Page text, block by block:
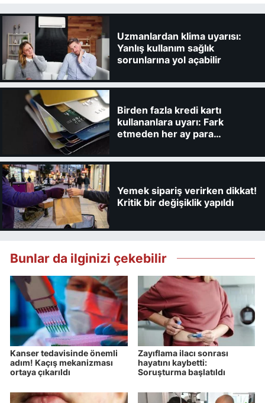
Uzmanlardan klima uyarısı:
Yanlış kullanım sağlık
sorunlarına yol açabilir
Birden fazla kredi kartı
kullananlara uyarı: Fark
etmeden her ay para
Yemek sipariş verirken dikkat!
Kritik bir değişiklik yapıldı
Bunlar da ilginizi çekebilir
Kanser tedavisinde önemli
adım! Kaçış mekanizması
ortaya çıkarıldı
Zayıflama ilacı sonrası
hayatını kaybetti:
Soruşturma başlatıldı